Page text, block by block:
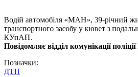
Водій автомобіля «МАН», 39-річний
транспортного засобу у кювет з
КУпАП.
Повідомляє відділ комунікації
Позначки:
ДТП